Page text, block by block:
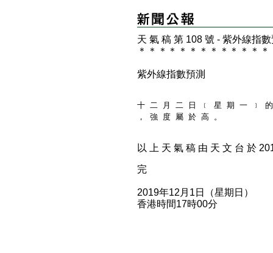
天 氣 稿 第 108 號 - 紫外線指
＊
＊ ＊ ＊ ＊ ＊ ＊ ＊ ＊ ＊ ＊ ＊ ＊
紫外線指數預測
十 二 月 二 日 ﹝ 星 期 一 ﹞
， 強 度 屬 於 高 。
以 上 天 氣 稿 由 天 文 台 於
完
2019年12月1日（星期日）
香港時間17時00分